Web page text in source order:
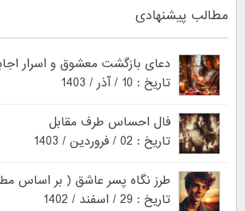
مطالب پیشنهادی
دعای بازگشت معشوق و اسرار
تاریخ : 10 / آذر / 1403
فال احساس طرف مقابل
تاریخ : 02 / فروردین / 1403
طرز نگاه پسر عاشق ( بر اساس
تاریخ : 29 / اسفند / 1402